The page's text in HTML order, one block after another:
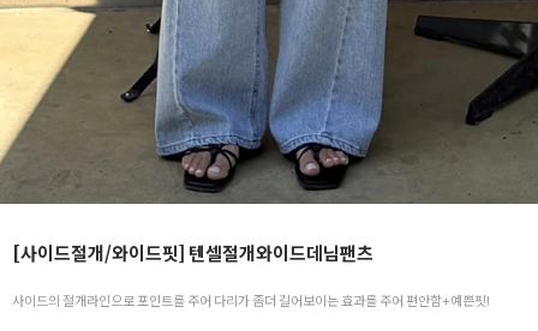
[사이드절개/와이드핏] 텐셀절개와이드데님팬츠
사이드의 절개라인으로 포인트를 주어 다리가 좀더 길어보이는 효과를 주어 편안함+예쁜핏!